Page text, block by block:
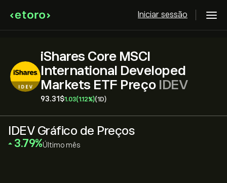
Iniciar sessão
iShares Core MSCI
International Developed
Markets ETF PreçoIDEV
93.31‎$‎1.03(1.12%)(1D)
IDEV Gráfico de Preços
‎3.79‎ Último mês